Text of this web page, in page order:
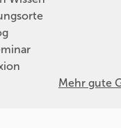
Mehr gute